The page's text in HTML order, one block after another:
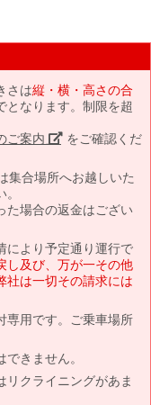
さは縦・横・高さの合
となります。制限を超
ご案内」 をご確認くだ
集合場所へお越しいた
た場合の返金はござい
により予定通り運行で
し及び、万が一その他
社は一切その請求には
専用です。ご乗車場所
きません。
リクライニングがあま